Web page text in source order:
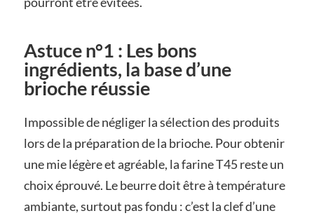
Astuce n°1 : Les bons
ingrédients, la base d’une
brioche réussie
Impossible de négliger la sélection des produits
lors de la préparation de la brioche. Pour obtenir
une mie légère et agréable, la farine T45 reste un
choix éprouvé. Le beurre doit être à température
ambiante, surtout pas fondu : c’est la clef d’une